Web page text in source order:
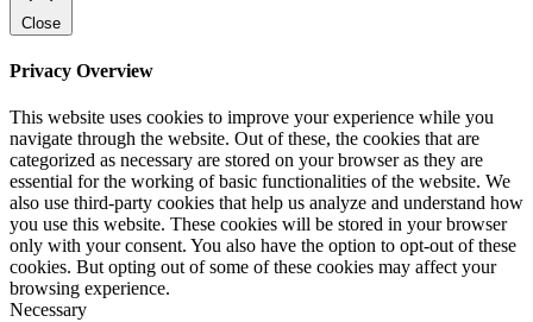
Close
Privacy Overview
This website uses cookies to improve your experience while you
navigate through the website. Out of these, the cookies that are
categorized as necessary are stored on your browser as they are
essential for the working of basic functionalities of the website. We
also use third-party cookies that help us analyze and understand how
you use this website. These cookies will be stored in your browser
only with your consent. You also have the option to opt-out of these
cookies. But opting out of some of these cookies may affect your
browsing experience.
Necessary